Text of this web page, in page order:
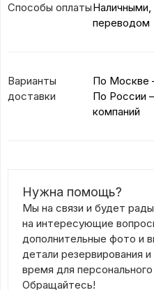
Способы оплатыНаличными,
переводом
Варианты
доставки
По Москве
По России
компаний
Нужна помощь?
Мы на связи и будет
на интересующие
дополнительные фото и
детали резервирования
время для
Обращайтесь!